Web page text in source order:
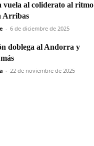
vuela al coliderato al ritmo
Arribas
- 6 de diciembre de 2025
doblega al Andorra y
- 22 de noviembre de 2025